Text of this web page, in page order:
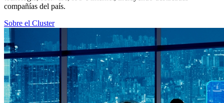
compañías del país.
Sobre el Cluster